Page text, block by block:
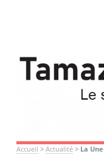
Accueil > Actualité> La Une